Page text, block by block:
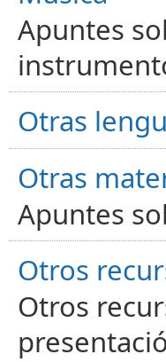
Apuntes
Otras
Otras
Apuntes
Otros
Otros